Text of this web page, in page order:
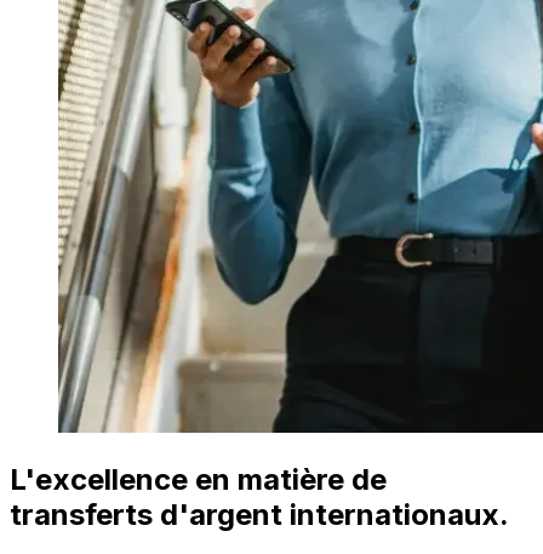
L'excellence en matière de
transferts d'argent internationaux.